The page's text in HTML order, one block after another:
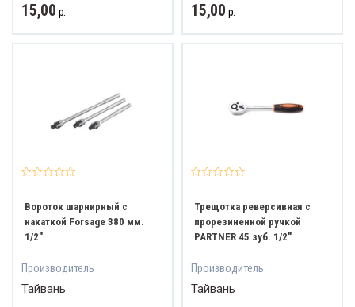
15,00 р. 15,00 р.
Вороток шарнирный с
накаткой Forsage 380 мм.
1/2"
Производитель
Тайвань
Трещотка реверсивная с
прорезиненной ручкой
PARTNER 45 зуб. 1/2"
Производитель
Тайвань